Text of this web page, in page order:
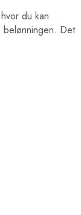
du kan
Det